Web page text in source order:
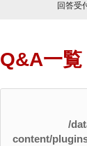
回答受
Q&A一覧
/
content/